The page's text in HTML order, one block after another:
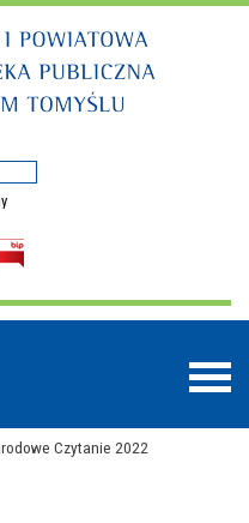
Czytanie 2022